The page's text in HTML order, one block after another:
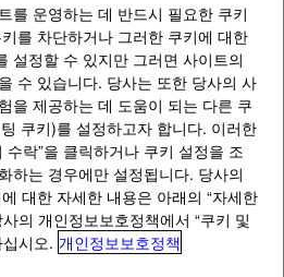
Green Multiple Purpose
를 운영하는 데 반드시 필요한 쿠키
를 차단하거나 그러한 쿠키에 대한
설정할 수 있지만 그러면 사이트의
수 있습니다. 당사는 또한 당사의 사
을 제공하는 데 도움이 되는 다른 쿠
쿠키)를 설정하고자 합니다. 이러한
수락”을 클릭하거나 쿠키 설정을 조
하는 경우에만 설정됩니다. 당사의
대한 자세한 내용은 아래의 “자세한
의 개인정보보호정책에서 “쿠키 및
시오. 개인정보보호정책